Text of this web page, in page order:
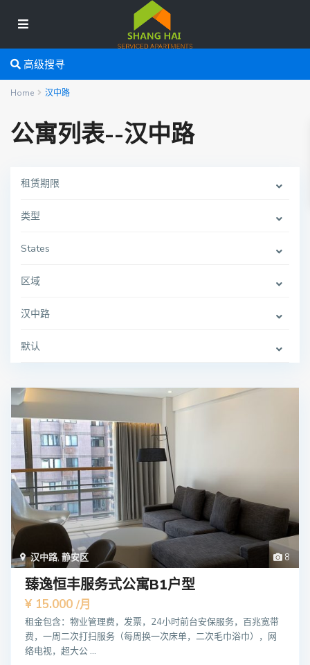
高级搜寻
Home 汉中路
公寓列表--汉中路
租赁期限
类型
States
区域
汉中路
默认
8
汉中路, 静安区
臻逸恒丰服务式公寓B1户型
¥ 15.000 /月
租金包含：物业管理费，发票，24小时前台安保服务，百兆宽带
费，一周二次打扫服务（每周换一次床单，二次毛巾浴巾），网
络电视，超大公 ...